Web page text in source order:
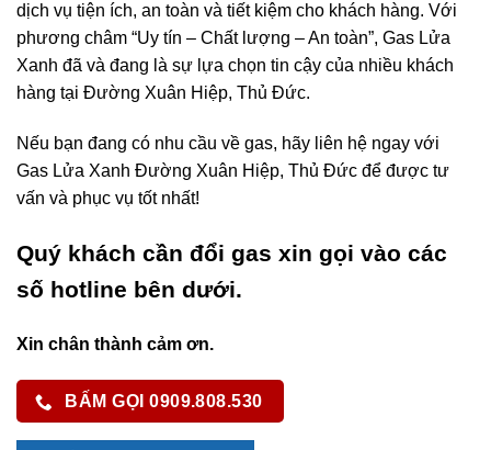
dịch vụ tiện ích, an toàn và tiết kiệm cho khách hàng. Với
phương châm “Uy tín – Chất lượng – An toàn”, Gas Lửa
Xanh đã và đang là sự lựa chọn tin cậy của nhiều khách
hàng tại Đường Xuân Hiệp, Thủ Đức.
Nếu bạn đang có nhu cầu về gas, hãy liên hệ ngay với
Gas Lửa Xanh Đường Xuân Hiệp, Thủ Đức để được tư
vấn và phục vụ tốt nhất!
Quý khách cần đổi gas xin gọi vào các
số hotline bên dưới.
Xin chân thành cảm ơn.
BẤM GỌI 0909.808.530